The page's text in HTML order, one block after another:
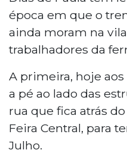
época em que o
ainda moram na
trabalhadores da
A primeira, hoje aos
a pé ao lado das
rua que fica atrás
Feira Central, para
Julho.